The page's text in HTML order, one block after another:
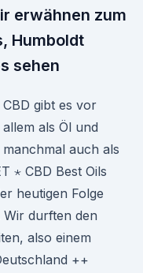
erwähnen zum
Humboldt
sehen
CBD gibt es vor
allem als Öl und
manchmal auch als
⋆ CBD Best Oils
heutigen Folge
Wir durften den
also einem
++